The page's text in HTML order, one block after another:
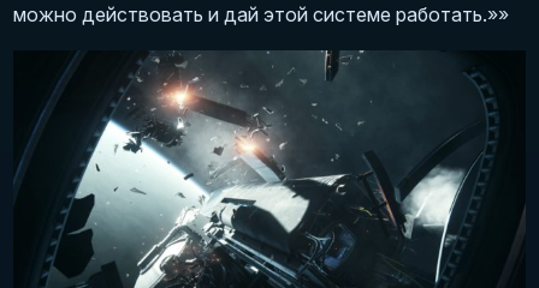
можно действовать и дай этой системе работать.»»